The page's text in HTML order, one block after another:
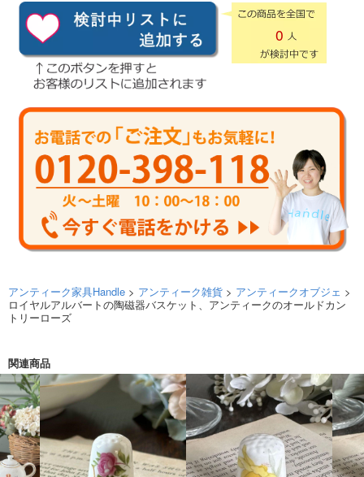
0
アンティーク家具Handle > アンティーク雑貨 > アンティークオブジェ >
ロイヤルアルバートの陶磁器バスケット、アンティークのオールドカン
トリーローズ
関連商品